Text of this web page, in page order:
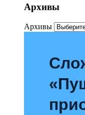
Архивы
Архивы